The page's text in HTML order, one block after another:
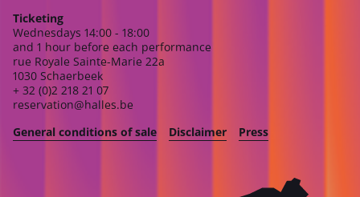
Ticketing
Wednesdays 14:00 - 18:00
and 1 hour before each performance
rue Royale Sainte-Marie 22a
1030 Schaerbeek
+ 32 (0)2 218 21 07
reservation@halles.be
General conditions of sale
Disclaimer Press